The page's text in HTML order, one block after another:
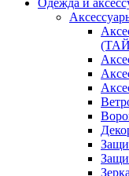
Одежда и